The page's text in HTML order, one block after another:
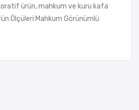
ürün, mahkum ve kuru kafa
Ölçüleri:Mahkum Görünümlü